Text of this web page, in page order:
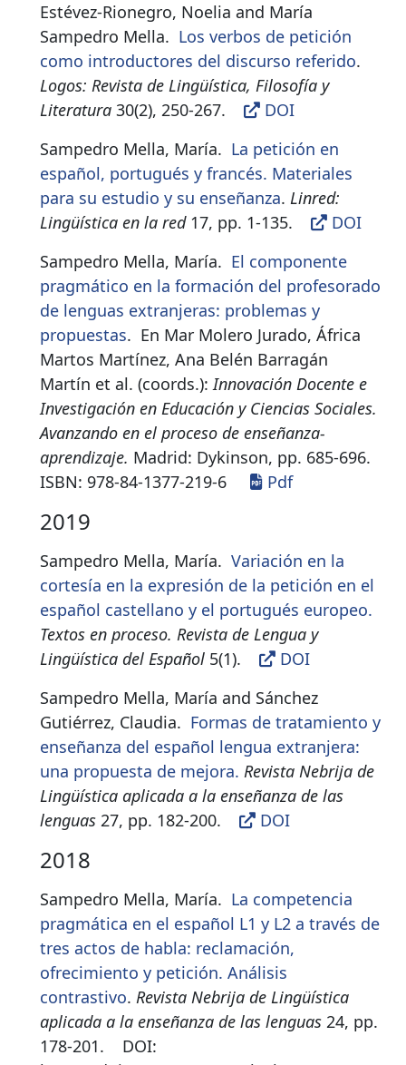
Estévez-Rionegro, Noelia and María
Sampedro Mella. Los verbos de petición
como introductores del discurso referido.
Logos: Revista de Lingüística, Filosofía y
Literatura 30(2), 250-267.
DOI
Sampedro Mella, María. La petición en
español, portugués y francés. Materiales
para su estudio y su enseñanza. Linred:
Lingüística en la red 17, pp. 1-135.
DOI
Sampedro Mella, María. El componente
pragmático en la formación del profesorado
de lenguas extranjeras: problemas y
propuestas. En Mar Molero Jurado, África
Martos Martínez, Ana Belén Barragán
Martín et al. (coords.):Innovación Docente e
Investigación en Educación y Ciencias Sociales.
Avanzando en el proceso de enseñanza-
aprendizaje. Madrid: Dykinson, pp. 685-696.
ISBN: 978-84-1377-219-6 Pdf
2019
Sampedro Mella, María. Variación en la
cortesía en la expresión de la petición en el
español castellano y el portugués europeo.
Textos en proceso. Revista de Lengua y
Lingüística del Español 5(1).
DOI
Sampedro Mella, María and Sánchez
Gutiérrez, Claudia. Formas de tratamiento y
enseñanza del español lengua extranjera:
una propuesta de mejora. Revista Nebrija de
Lingüística aplicada a la enseñanza de las
lenguas 27, pp. 182-200. DOI
2018
Sampedro Mella, María. La competencia
pragmática en el español L1 y L2 a través de
tres actos de habla: reclamación,
ofrecimiento y petición. Análisis
contrastivo. Revista Nebrija de Lingüística
aplicada a la enseñanza de las lenguas 24, pp.
178-201.
DOI: